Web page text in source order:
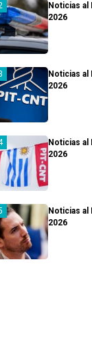
Noticias al
2026
Noticias al
2026
Noticias al
2026
Noticias al
2026